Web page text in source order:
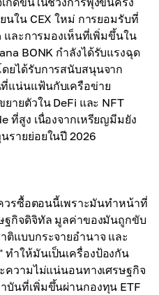
นใน CEX ใหม่ การยอมรับที่
และการมองเห็นที่เพิ่มขึ้นใน
BONK กำลังได้รับแรงฉุด
ยได้รับการสนับสนุนจาก
แน่นแฟ้นกับเครือข่าย
ายตัวใน DeFi และ NFT
ที่สูง เนื่องจากเหรียญมีมยัง
รายย่อยในปี 2026
วรซื้อตอนนี้เพราะมันทำหน้าที่
ฐกิจดิจิทัล มูลค่าของมันถูกขับ
ติแบบกระจายอำนาจ และ
ำให้มันเป็นเครื่องป้องกัน
ความไม่แน่นอนทางเศรษฐกิจ
บันที่เพิ่มขึ้นผ่านกองทุน ETF